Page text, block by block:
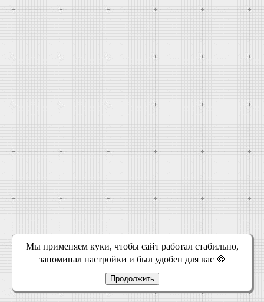
Мы применяем куки, чтобы сайт работал стабильно,
запоминал настройки и был удобен для вас 🍪
Продолжить